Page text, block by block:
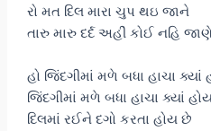
રો મત દિલ મારા ચુપ થઇ જાને
તારુ મારુ દર્દ અહીં કોઈ નહિ
હો જિંદગીમાં મળે બધા હાચા ક્યાં
જિંદગીમાં મળે બધા હાચા ક્યાં
દિલમાં રઈને દગો કરતા હોય છે